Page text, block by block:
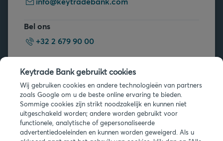
Bel ons
+32 2 679 90 00
Veelgestelde vragen
Keytrade Bank gebruikt cookies
Wij gebruiken cookies en andere technologieën van partners
zoals Google om u de beste online ervaring te bieden.
Sommige cookies zijn strikt noodzakelijk en kunnen niet
uitgeschakeld worden; andere worden gebruikt voor
functionele, analytische of gepersonaliseerde
advertentiedoeleinden en kunnen worden geweigerd. Als u